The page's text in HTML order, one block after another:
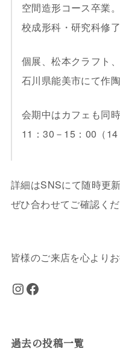
空間造形コース卒業
校成形科・研究科修了
個展、松本クラフト
石川県能美市にて作陶
会期中はカフェも同
11：30－15：00（14
詳細はSNSにて随時更新
ぜひ合わせてご確認くだ
皆様のご来店を心より
Instagram
Facebook
過去の投稿一覧